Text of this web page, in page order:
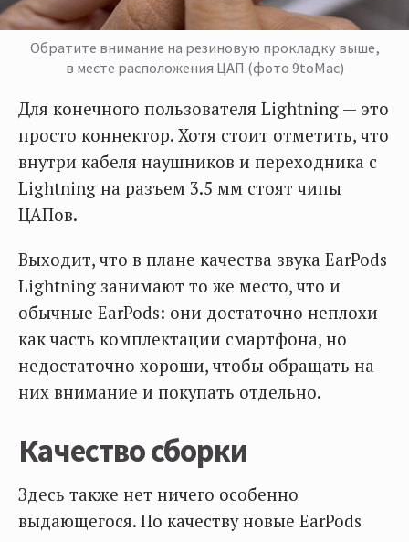
Обратите внимание на резиновую прокладку выше,
в месте расположения ЦАП (фото 9toMac)
Для конечного пользователя Lightning — это
просто коннектор. Хотя стоит отметить, что
внутри кабеля наушников и переходника с
Lightning на разъем 3.5 мм стоят чипы
ЦАПов.
Выходит, что в плане качества звука EarPods
Lightning занимают то же место, что и
обычные EarPods: они достаточно неплохи
как часть комплектации смартфона, но
недостаточно хороши, чтобы обращать на
них внимание и покупать отдельно.
Качество сборки
Здесь также нет ничего особенно
выдающегося. По качеству новые EarPods